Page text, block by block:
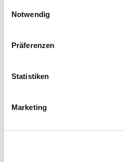
Trigger Symbol ändern oder
Informationen über Ihre
können
bestimmten Merkmalen
Erfahren Sie mehr darüber, wie
Notwendig
Präferenzen
Statistiken
Marketing